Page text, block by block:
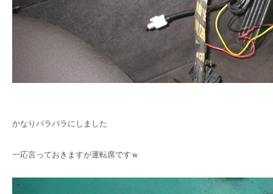
かなりバラバラにしました
一応言っておきますが運転席ですｗ